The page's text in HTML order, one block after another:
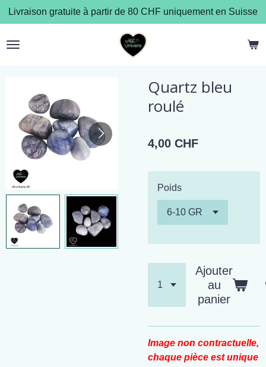
Passer
au
contenu
Livraison gratuite à partir de 80 CHF uniquement en Suisse
Quartz bleu
roulé
4,00 CHF
Poids
Ajouter
au
panier
Image non contractuelle,
chaque pièce est unique